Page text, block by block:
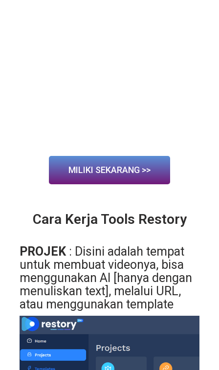
MILIKI SEKARANG >>
Cara Kerja Tools Restory
PROJEK : Disini adalah tempat
untuk membuat videonya, bisa
menggunakan AI [hanya dengan
menuliskan text], melalui URL,
atau menggunakan template